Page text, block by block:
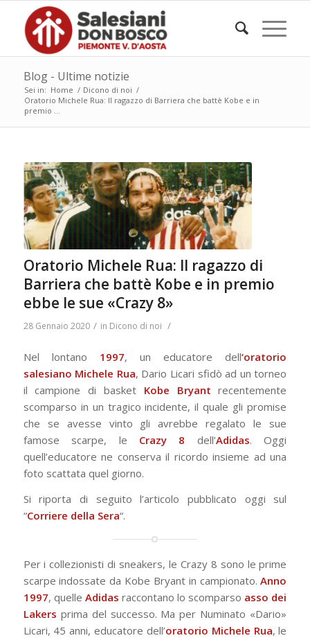
Blog - Ultime notizie
Sei in: Home / Dicono di noi /
Oratorio Michele Rua: Il ragazzo di Barriera che battè Kobe e in
premio ...
Oratorio Michele Rua: Il ragazzo di
Barriera che battè Kobe e in premio
ebbe le sue «Crazy 8»
28 Gennaio 2020 / in Dicono di noi /
Nel lontano 1997, un educatore dell‘oratorio
salesiano Michele Rua, Dario Licari sfidò ad un torneo
il campione di basket Kobe Bryantrecentemente
scomparso in un tragico incidente, il quale gli promise
che se avesse vinto gli avrebbe regalato le sue
famose scarpe, le Crazy 8 dell’Adidas. Oggi
quell’educatore ne conserva il ricordo insieme ad una
foto scattata quel giorno.
Si riporta di seguito l’articolo pubblicato oggi sul
“Corriere della Sera“.
Per i collezionisti di sneakers, le Crazy 8 sono le prime
scarpe indossate da Kobe Bryant in campionato.Anno
1997, quelle Adidas raccontano lo scomparso asso dei
Lakers prima del successo. Ma per Numinato «Dario»
Licari, 45 anni, educatore dell’oratorio Michele Rua, le